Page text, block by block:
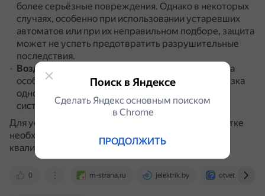
более серьёзные повреждения. Однако в некоторых
случаях, особенно при использовании устаревших
автоматов или при их неправильном подборе, защита
может не успеть предотвратить разрушительные
последствия.
Воздействие на остальные фазы системы
Из-за
особенностей работы трёхфазной сети, перегрузка
одной фазы может вызвать дисбаланс во всей
системе.
Для устранения проблемы с двумя фазами в розетке
необходимо оперативное вмешательство
квалифицированного электрика.
0 m-strana.ru jelektrik.by otvet.mail.ru
Поиск в Яндексе
Сделать Яндекс основным поиском
в Сhrome
ПРОДОЛЖИТЬ